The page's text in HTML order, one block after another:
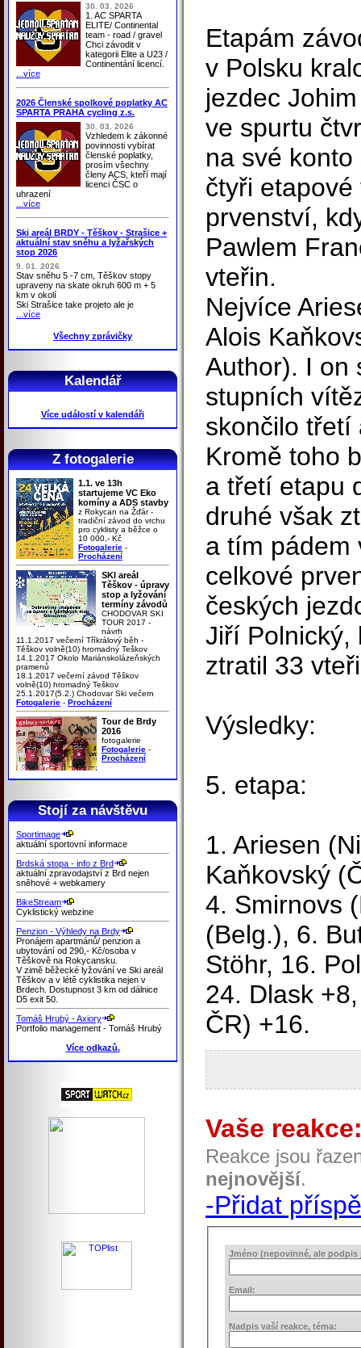
30. 03. 2026
1. AC SPARTA
ELITE/ Continental
team - road / gravel
Chci závodit v
kategorii Elite a U23 /
Continentání licencí.
...více
2026 Členské spolkové poplatky AC
SPARTA PRAHA cycling z.s.
30. 03. 2026
Vzhledem k zákonné
povinnosti vybírat
členské poplatky,
prosím všechny
členy ACS, kteří mají
licenci ČSC o
uhrazení
...více
Ski areál BRDY - Těškov - Strašice +
aktuální stav sněhu a lyžařských
stop 2026
9. 01. 2026
Stav sněhu 5 -7 cm, Těškov stopy
upraveny na skate okruh 600 m + 5
km v okolí
Ski Strašice take projeto ale je
...více
Všechny zprávičky
Kalendář
Více událostí v kalendáři
Z fotogalerie
1.1. ve 13h
startujeme VC Eko
komíny a ADS stavby
z Rokycan na Žďár -
tradiční závod do vrchu
pro cyklisty a běžce o
10 000,- Kč
Fotogalerie -
Procházení
SKI areál
Těškov - úpravy
stop a lyžování
termíny závodů
CHODOVAR SKI
TOUR 2017 -
návrh
11.1.2017 večerní Tříkrálový běh -
Těškov volně(10) hromadný Teškov
14.1.2017 Okolo Mariánskolázeňských
pramenů
18.1.2017 večerní závod Těškov
volně(10) hromadný Teškov
25.1.2017(5.2.) Chodovar Ski večern
Fotogalerie - Procházení
Tour de Brdy
2016
fotogalerie
Fotogalerie -
Procházení
Stojí za návštěvu
Sportimage
aktuální sportovní informace
Brdská stopa - info z Brd
aktuální zpravodajství z Brd nejen
sněhové + webkamery
BikeStream
Cyklistický webzine
Penzion - Výhledy na Brdy
Pronájem apartmánů/ penzion a
ubytování od 290,- Kč/osoba v
Těškově na Rokycansku.
V zimě běžecké lyžování ve Ski areál
Těškov a v létě cyklistika nejen v
Brdech. Dostupnost 3 km od dálnice
D5 exit 50.
Tomáš Hrubý - Axiory
Portfolio management - Tomáš Hrubý
Více odkazů.
Etapám
v Polsku
jezdec
ve spurtu
na své
čtyři
prvenství,
Pawlem
vteřin.
Nejvíce
Alois
Author). I on
stupních
skončilo třetí
Kromě toho
a třetí etapu
druhé však
a tím pádem
celkové
českých
Jiří Polnický,
ztratil 33
Výsledky:
5. etapa:
1. Ariesen
Kaňkovský
4. Smirnovs
(Belg.), 6.
Stöhr, 16.
24. Dlask
ČR) +16.
Vaše
Reakce jsou
nejnovější.
-Přidat
Jméno (nepovinné, ale podpis
Email:
Nadpis vaší reakce, téma: